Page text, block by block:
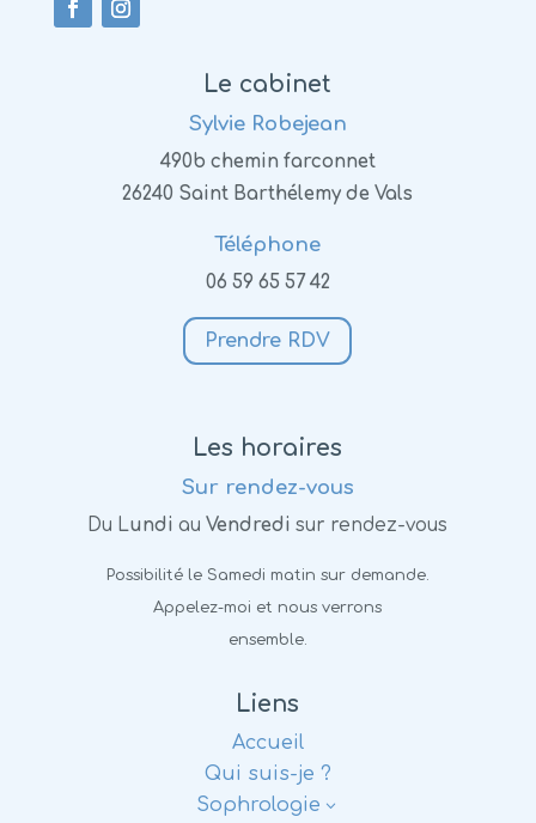
Le cabinet
Sylvie Robejean
490b chemin farconnet
26240 Saint Barthélemy de Vals
Téléphone
06 59 65 57 42
Prendre RDV
Les horaires
Sur rendez-vous
Du Lundi au Vendredi sur rendez-vous
Possibilité le Samedi matin sur demande.
Appelez-moi et nous verrons
ensemble.
Liens
Accueil
Qui suis-je ?
Sophrologie 3